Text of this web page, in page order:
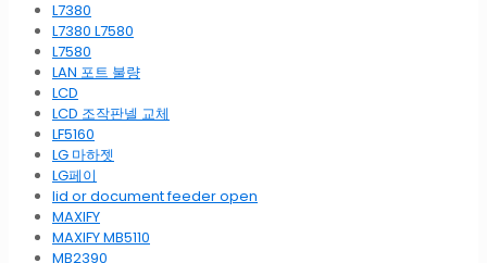
L7380
L7380 L7580
L7580
LAN 포트 불량
LCD
LCD 조작판넬 교체
LF5160
LG 마하젯
LG페이
lid or document feeder open
MAXIFY
MAXIFY MB5110
MB2390